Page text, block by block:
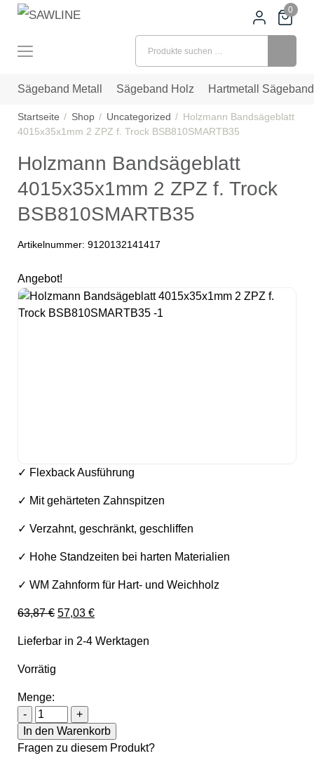
0
Sägeband Metall Sägeband Holz Hartmetall Sägeband
Startseite Shop Uncategorized
Holzmann Bandsägeblatt
4015x35x1mm 2 ZPZ f. Trock BSB810SMARTB35
Holzmann Bandsägeblatt
4015x35x1mm 2 ZPZ f. Trock
BSB810SMARTB35
Artikelnummer: 9120132141417
Angebot!
✓ Flexback Ausführung
✓ Mit gehärteten Zahnspitzen
✓ Verzahnt, geschränkt, geschliffen
✓ Hohe Standzeiten bei harten Materialien
✓ WM Zahnform für Hart- und Weichholz
63,87€ Ursprünglicher Preis war: 63,87 €
57,03 €Aktueller Preis ist: 57,03 €.
Lieferbar in 2-4 Werktagen
Vorrätig
Menge:
-
Holzmann Bandsägeblatt 4015x35x1mm 2 ZPZ f.
+
In den Warenkorb
Fragen zu diesem Produkt?